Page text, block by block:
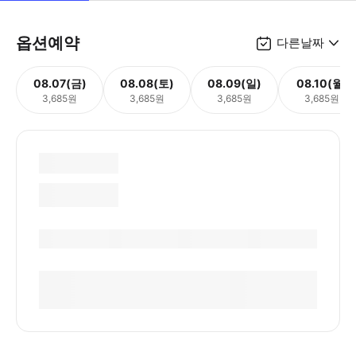
옵션예약 다른날짜
08.07(금)
3,685원
08.08(토)
3,685원
08.09(일)
3,685원
08.10(월)
3,685원